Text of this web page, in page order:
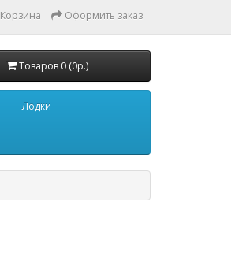
Корзина Оформить заказ
Товаров 0 (0р.)
Лодки